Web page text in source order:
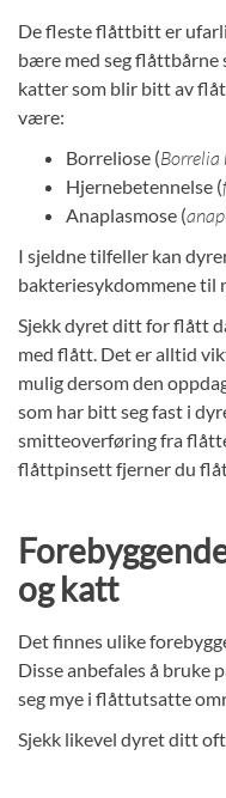
De fleste flåttbitt er
bære med seg flåttbårne
katter som blir bitt av
være:
Borreliose (Borrelia
Hjernebetennelse (
Anaplasmose (
I sjeldne tilfeller kan
bakteriesykdommene til
Sjekk dyret ditt for flått
med flått. Det er alltid
mulig dersom den
som har bitt seg fast i
smitteoverføring fra
flåttpinsett fjerner du
og katt
Det finnes ulike
Disse anbefales å bruke
seg mye i flåttutsatte
Sjekk likevel dyret ditt